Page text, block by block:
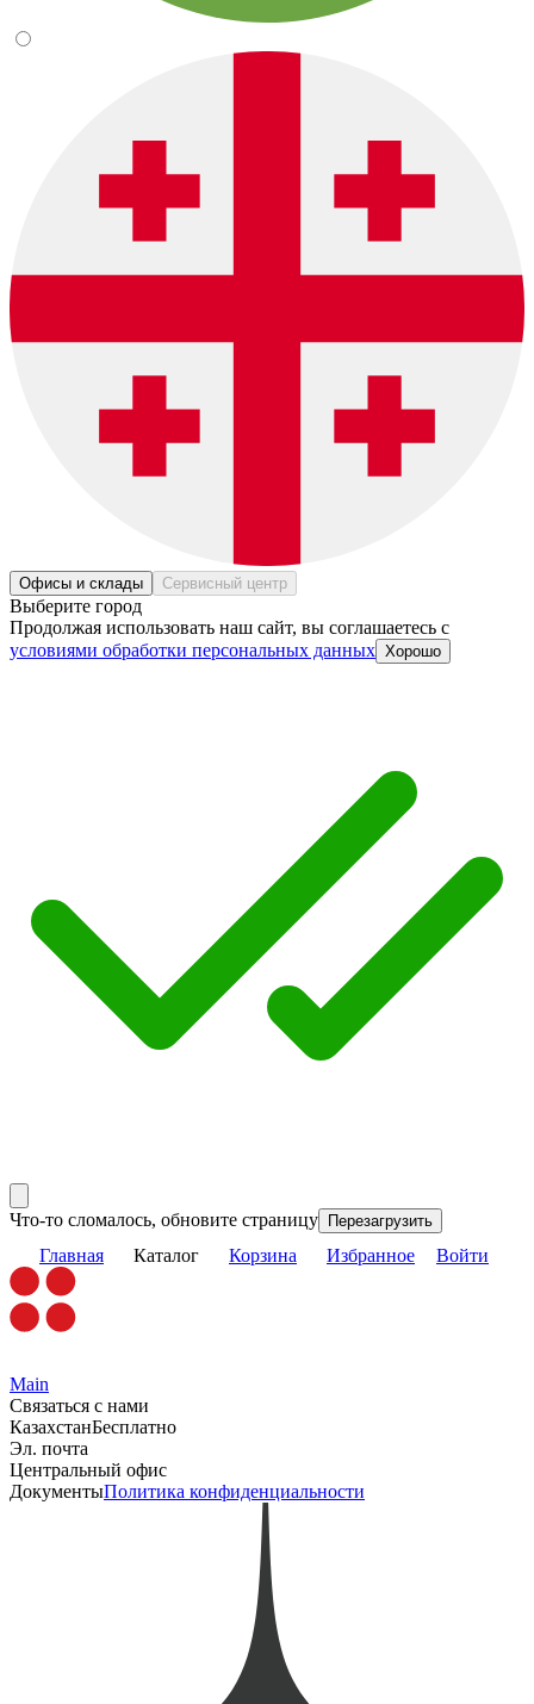
Офисы и склады Сервисный центр
Выберите город
Продолжая использовать наш сайт, вы соглашаетесь c
условиями обработки персональных данных Хорошо
Что-то сломалось, обновите страницу Перезагрузить
Главная Каталог Корзина Избранное Войти
Main
Связаться с нами
КазахстанБесплатно
Эл. почта
Центральный офис
ДокументыПолитика конфиденциальности